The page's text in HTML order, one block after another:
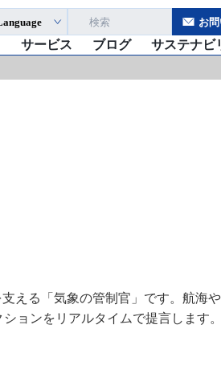
お
サービス ブログ サステナビ
える「気象の管制官」です。航海
ョンをリアルタイムで提言します